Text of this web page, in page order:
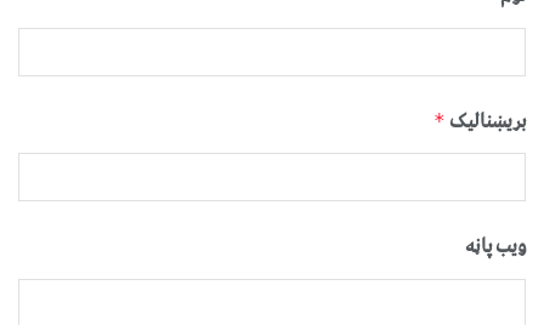
بریښنالیک *
ویب پاڼه